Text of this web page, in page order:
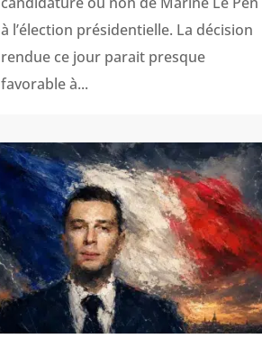
à l’élection présidentielle. La décision
rendue ce jour parait presque
favorable à...